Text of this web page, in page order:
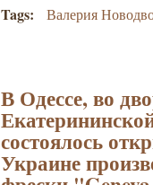
Tags: Валерия
В Одессе, во
состоялось
Украине